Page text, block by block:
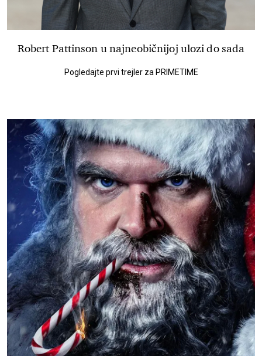
Robert Pattinson u najneobičnijoj ulozi do sada
Pogledajte prvi trejler za PRIMETIME